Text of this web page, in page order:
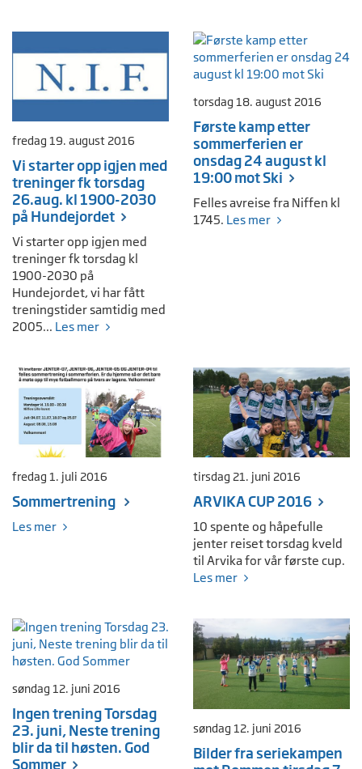
fredag 19. august 2016
Vi starter opp igjen med
treninger fk torsdag
26.aug. kl 1900-2030
på Hundejordet
Vi starter opp igjen med
treninger fk torsdag kl
1900-2030 på
Hundejordet, vi har fått
treningstider samtidig med
2005... Les mer
torsdag 18. august 2016
Første kamp etter
sommerferien er
onsdag 24 august kl
19:00 mot Ski
Felles avreise fra Niffen kl
1745. Les mer
fredag 1. juli 2016
Sommertrening
Les mer
tirsdag 21. juni 2016
ARVIKA CUP 2016
10 spente og håpefulle
jenter reiset torsdag kveld
til Arvika for vår første cup.
Les mer
søndag 12. juni 2016
Ingen trening Torsdag
23. juni, Neste trening
blir da til høsten. God
Sommer
søndag 12. juni 2016
Bilder fra seriekampen